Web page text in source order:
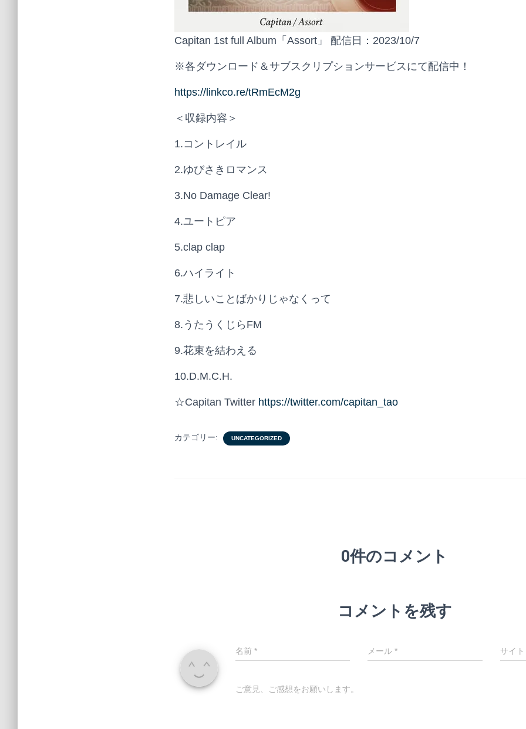
Capitan 1st full Album「Assort」 配信日：2023/10/7
※各ダウンロード＆サブスクリプションサービスにて配信中！
https://linkco.re/tRmEcM2g
＜収録内容＞
1.コントレイル
2.ゆびさきロマンス
3.No Damage Clear!
4.ユートピア
5.clap clap
6.ハイライト
7.悲しいことばかりじゃなくって
8.うたうくじらFM
9.花束を結わえる
10.D.M.C.H.
☆Capitan Twitter https://twitter.com/capitan_tao
カテゴリー: UNCATEGORIZED
0件のコメント
コメントを残す
名前 * メール* サイト
ご意見、ご感想をお願いします。